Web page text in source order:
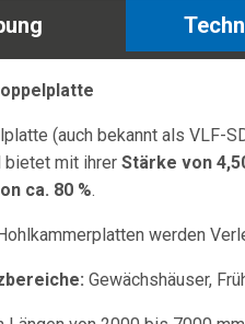
(auch bekannt als VLF-
bietet mit ihrer Stärke von
ca. 80 %.
werden
Gewächshäuser,